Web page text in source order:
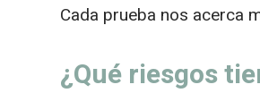
Cada prueba nos acerca
¿Qué riesgos